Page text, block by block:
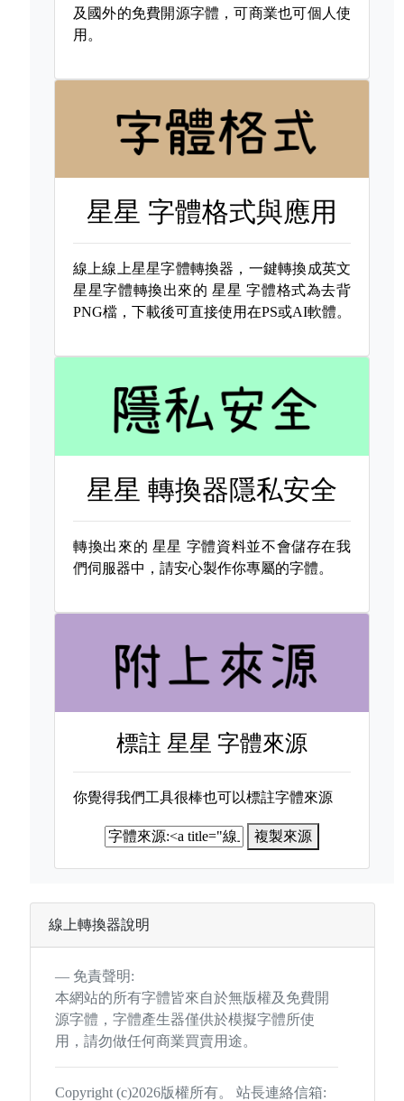
及國外的免費開源字體，可商業也可個人使
用。
星星 字體格式與應用
線上線上星星字體轉換器，一鍵轉換成英文
星星字體轉換出來的星星 字體格式為去背
PNG檔，下載後可直接使用在PS或AI軟體。
星星 轉換器隱私安全
轉換出來的 星星 字體資料並不會儲存在我
們伺服器中，請安心製作你專屬的字體。
標註星星 字體來源
你覺得我們工具很棒也可以標註字體來源
複製來源
線上轉換器說明
免責聲明:
本網站的所有字體皆來自於無版權及免費開
源字體，字體產生器僅供於模擬字體所使
用，請勿做任何商業買賣用途。
Copyright (c)2026版權所有。 站長連絡信箱: